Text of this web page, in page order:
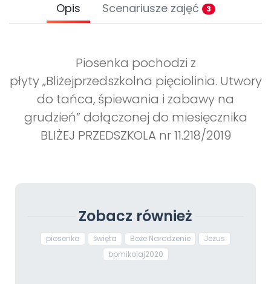
Opis Scenariusze zajęć 3
Piosenka pochodzi z
płyty „Bliżejprzedszkolna pięciolinia. Utwory
do tańca, śpiewania i zabawy na
grudzień” dołączonej do miesięcznika
BLIŻEJ PRZEDSZKOLA nr 11.218/2019
Zobacz również
piosenka święta Boże Narodzenie
Jezus
bpmikolaj2020